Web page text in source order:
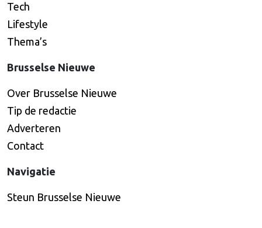
Tech
Lifestyle
Thema’s
Brusselse Nieuwe
Over Brusselse Nieuwe
Tip de redactie
Adverteren
Contact
Navigatie
Steun Brusselse Nieuwe